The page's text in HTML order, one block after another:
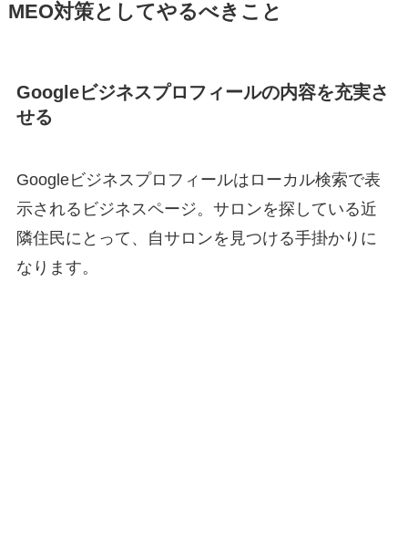
MEO対策としてやるべきこと
Googleビジネスプロフィールの内容を充実さ
せる
Googleビジネスプロフィールはローカル検索で表
示されるビジネスページ。サロンを探している近
隣住民にとって、自サロンを見つける手掛かりに
なります。